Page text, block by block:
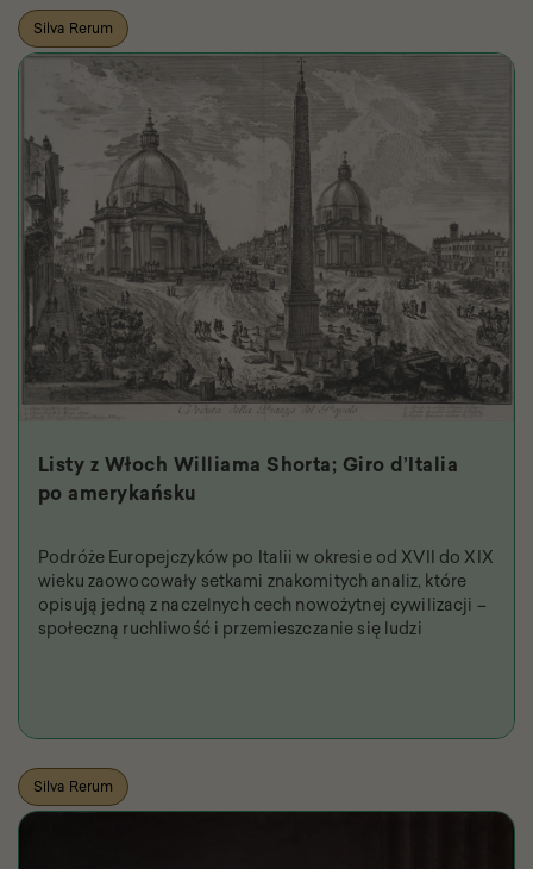
Silva Rerum
Listy z Włoch Williama Shorta; Giro d’Italia
po amerykańsku
Podróże Europejczyków po Italii w okresie od XVII do XIX
wieku zaowocowały setkami znakomitych analiz, które
opisują jedną z naczelnych cech nowożytnej cywilizacji –
społeczną ruchliwość i przemieszczanie się ludzi
Silva Rerum